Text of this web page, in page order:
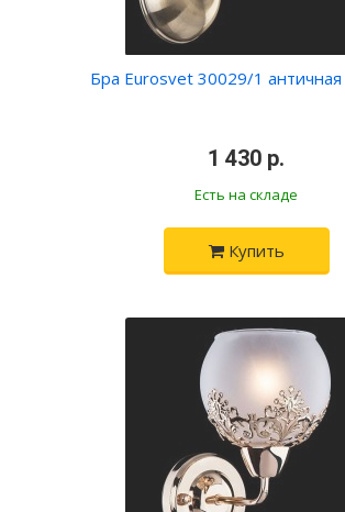
Бра Eurosvet 30029/1 античная
1 430 р.
Есть на складе
Купить